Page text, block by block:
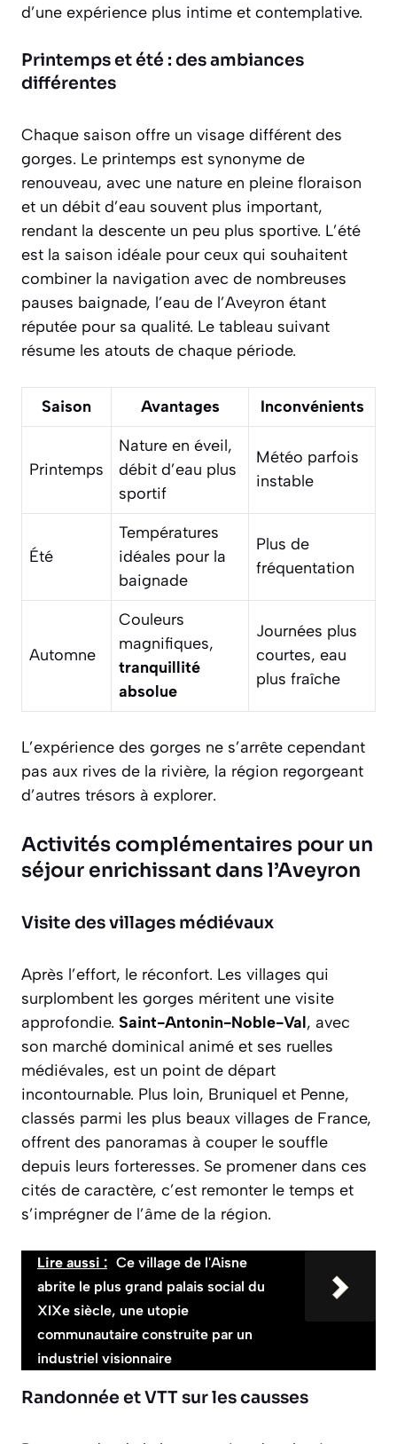
d’une expérience plus intime et contemplative.
Printemps et été : des ambiances
différentes
Chaque saison offre un visage différent des
gorges. Le printemps est synonyme de
renouveau, avec une nature en pleine floraison
et un débit d’eau souvent plus important,
rendant la descente un peu plus sportive. L’été
est la saison idéale pour ceux qui souhaitent
combiner la navigation avec de nombreuses
pauses baignade, l’eau de l’Aveyron étant
réputée pour sa qualité. Le tableau suivant
résume les atouts de chaque période.
Saison Avantages Inconvénients
Printemps
Nature en éveil,
débit d’eau plus
sportif
Météo parfois
instable
Été
Températures
idéales pour la
baignade
Plus de
fréquentation
Automne
Couleurs
magnifiques,
tranquillité
absolue
Journées plus
courtes, eau
plus fraîche
L’expérience des gorges ne s’arrête cependant
pas aux rives de la rivière, la région regorgeant
d’autres trésors à explorer.
Activités complémentaires pour un
séjour enrichissant dans l’Aveyron
Visite des villages médiévaux
Après l’effort, le réconfort. Les villages qui
surplombent les gorges méritent une visite
approfondie. Saint-Antonin-Noble-Val, avec
son marché dominical animé et ses ruelles
médiévales, est un point de départ
incontournable. Plus loin, Bruniquel et Penne,
classés parmi les plus beaux villages de France,
offrent des panoramas à couper le souffle
depuis leurs forteresses. Se promener dans ces
cités de caractère, c’est remonter le temps et
s’imprégner de l’âme de la région.
Lire aussi : Ce village de l'Aisne
abrite le plus grand palais social du
XIXe siècle, une utopie
communautaire construite par un
industriel visionnaire
Randonnée et VTT sur les causses